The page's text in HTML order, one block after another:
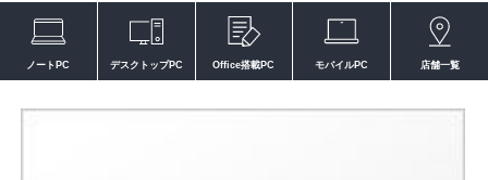
ノートPC デスクトップPC Office搭載PC モバイルPC 店舗一覧